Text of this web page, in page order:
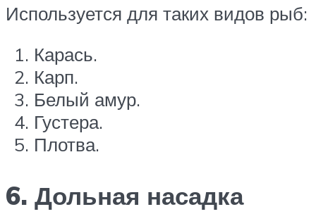
Используется для таких видов рыб:
Карась.
Карп.
Белый амур.
Густера.
Плотва.
6. Дольная насадка